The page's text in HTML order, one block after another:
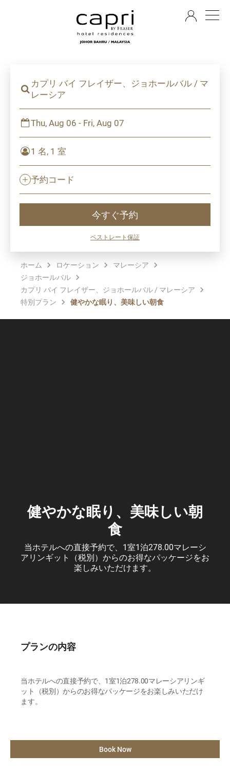
カプリ バイ フレイザー、ジョホールバル / マ
レーシア
Thu, Aug 06 - Fri, Aug 07
1 名, 1 室
予約コード
今すぐ予約
ベストレート保証
ホーム ロケーション
マレーシア
ジョホールバル
カプリ バイ フレイザー、ジョホールバル / マレーシア
特別プラン
健やかな眠り、美味しい朝食
健やかな眠り、美味しい朝
食
当ホテルへの直接予約で、1室1泊278.00マレーシ
アリンギット（税別）からのお得なパッケージをお
楽しみいただけます。
プランの内容
当ホテルへの直接予約で、1室1泊278.00マレーシアリンギ
ット（税別）からのお得なパッケージをお楽しみいただけ
ます。
Book Now